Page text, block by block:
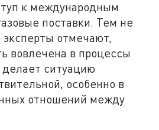
к международным
поставки. Тем не
отмечают,
вовлечена в процессы
делает ситуацию
особенно в
отношений между